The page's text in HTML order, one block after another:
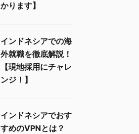
かります】
インドネシアでの海
外就職を徹底解説！
【現地採用にチャレ
ンジ！】
インドネシアでおす
すめのVPNとは？